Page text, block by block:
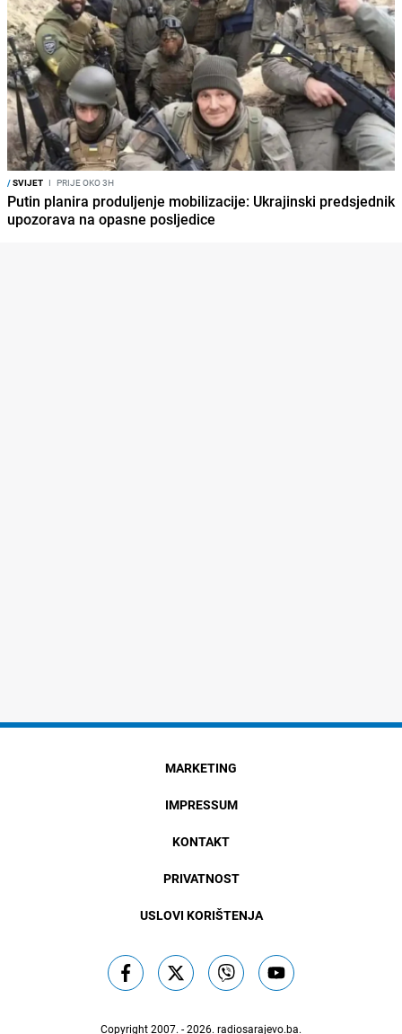
/SVIJET I PRIJE OKO 3H
Putin planira produljenje mobilizacije: Ukrajinski predsjednik
upozorava na opasne posljedice
MARKETING
IMPRESSUM
KONTAKT
PRIVATNOST
USLOVI KORIŠTENJA
Copyright 2007. - 2026. radiosarajevo.ba.